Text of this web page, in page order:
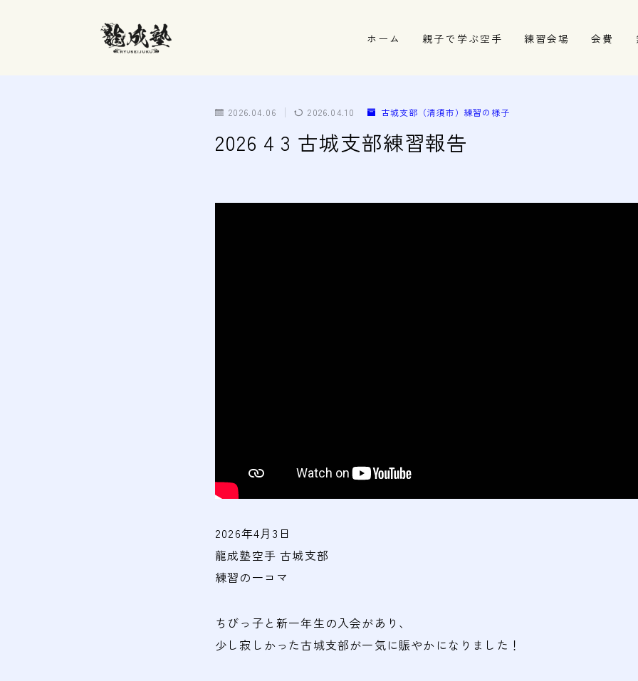
ホーム 親子で学ぶ空手 練習会場 会費
2026.04.06 2026.04.10 古城支部（清須市）練習の様子
2026 4 3 古城支部練習報告
2026年4月3日
龍成塾空手 古城支部
練習の一コマ
ちびっ子と新一年生の入会があり、
少し寂しかった古城支部が一気に賑やかになりました！